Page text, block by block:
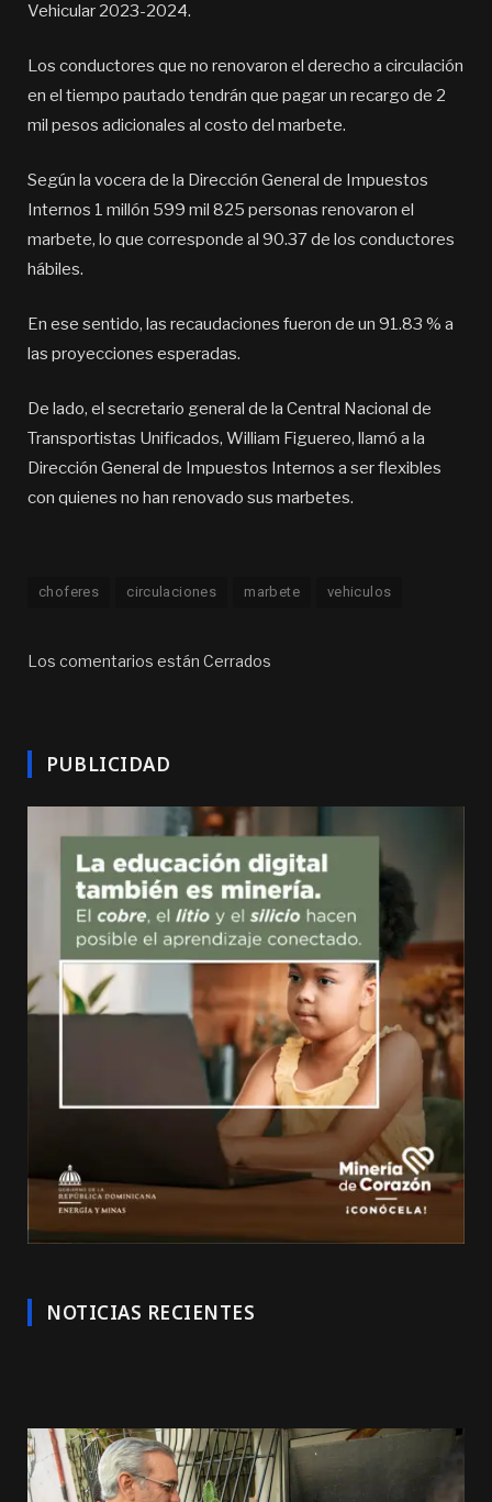
Vehicular 2023-2024.
Los conductores que no renovaron el derecho a circulación
en el tiempo pautado tendrán que pagar un recargo de 2
mil pesos adicionales al costo del marbete.
Según la vocera de la Dirección General de Impuestos
Internos 1 millón 599 mil 825 personas renovaron el
marbete, lo que corresponde al 90.37 de los conductores
hábiles.
En ese sentido, las recaudaciones fueron de un 91.83 % a
las proyecciones esperadas.
De lado, el secretario general de la Central Nacional de
Transportistas Unificados, William Figuereo, llamó a la
Dirección General de Impuestos Internos a ser flexibles
con quienes no han renovado sus marbetes.
choferes circulaciones marbete vehiculos
Los comentarios están Cerrados
PUBLICIDAD
NOTICIAS RECIENTES